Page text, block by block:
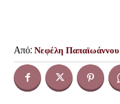
Από: Νεφέλη Παπαϊωάννου